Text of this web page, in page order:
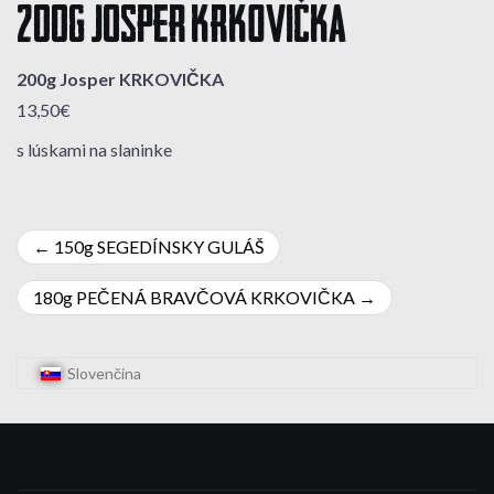
200g Josper KRKOVIČKA
200g Josper KRKOVIČKA
13,50€
s lúskami na slaninke
Navigácia
v
150g SEGEDÍNSKY GULÁŠ
180g PEČENÁ BRAVČOVÁ KRKOVIČKA
Slovenčina